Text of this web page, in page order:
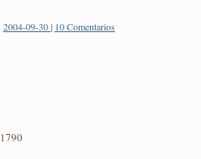
2004-09-30| 10 Comentarios